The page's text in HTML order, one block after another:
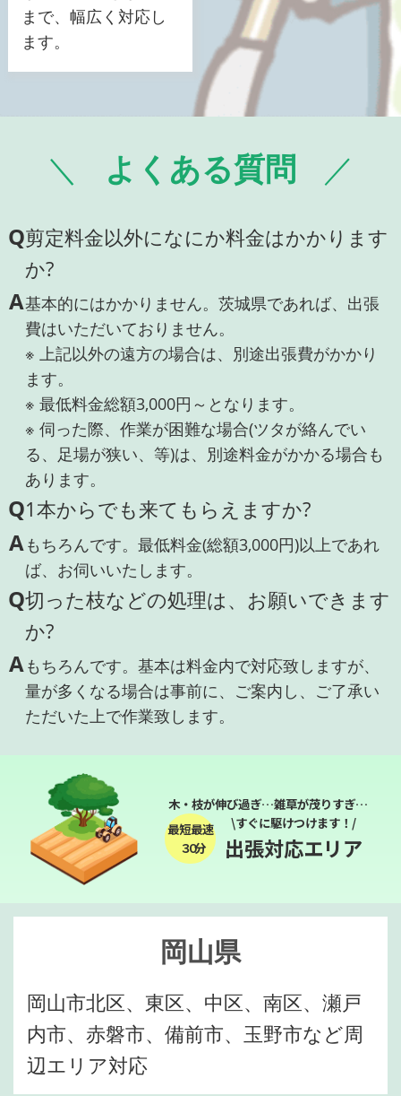
まで、幅広く対応し
ます。
よくある質問
Q剪定料金以外になにか料金はかかります
か?
A基本的にはかかりません。茨城県であれば、出張
費はいただいておりません。
※ 上記以外の遠方の場合は、別途出張費がかかり
ます。
※ 最低料金総額3,000円～となります。
※ 伺った際、作業が困難な場合(ツタが絡んでい
る、足場が狭い、等)は、別途料金がかかる場合も
あります。
Q1本からでも来てもらえますか?
Aもちろんです。最低料金(総額3,000円)以上であれ
ば、お伺いいたします。
Q切った枝などの処理は、お願いできます
か?
Aもちろんです。基本は料金内で対応致しますが、
量が多くなる場合は事前に、ご案内し、ご了承い
ただいた上で作業致します。
木・枝が伸び過ぎ…雑草が茂りすぎ…
最短最速
３０分
\すぐに駆けつけます！/
出張対応エリア
岡山県
岡山市北区、東区、中区、南区、瀬戸
内市、赤磐市、備前市、玉野市など周
辺エリア対応